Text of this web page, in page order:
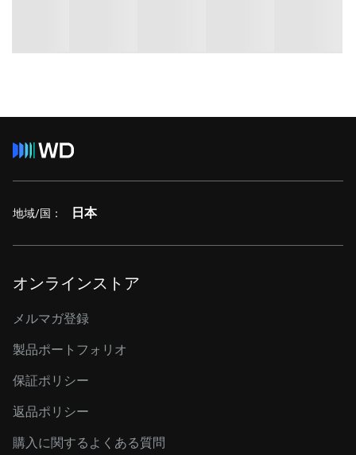
地域/国： 日本
オンラインストア
メルマガ登録
製品ポートフォリオ
保証ポリシー
返品ポリシー
購入に関するよくある質問